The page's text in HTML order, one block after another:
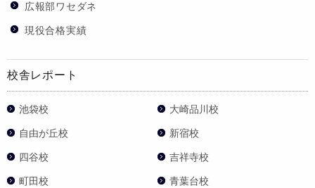
広報部ワセダネ
現役合格実績
校舎レポート
池袋校 大崎品川校
自由が丘校 新宿校
四谷校 吉祥寺校
町田校 青葉台校